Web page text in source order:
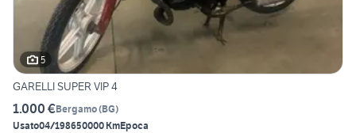
5
GARELLI SUPER VIP 4
1.000 €Bergamo(BG)
Usato04/198650000 KmEpoca